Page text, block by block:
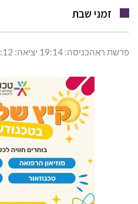
זמני שבת
פרשת ראהכניסה: 19:14 יציאה: 20:12